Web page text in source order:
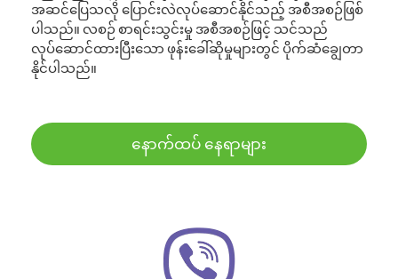
အဆင်ပြေသလို ပြောင်းလဲလုပ်ဆောင်နိုင်သည့် အစီအစဉ်ဖြစ်
ပါသည်။ လစဉ် စာရင်းသွင်းမှု အစီအစဉ်ဖြင့် သင်သည်
လုပ်ဆောင်ထားပြီးသော ဖုန်းခေါ်ဆိုမှုများတွင် ပိုက်ဆံချွေတာ
နိုင်ပါသည်။
နောက်ထပ် နေရာများ